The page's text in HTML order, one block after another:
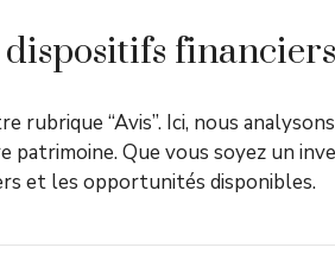
dispositifs
rubrique “Avis”. Ici, nous
patrimoine. Que vous soyez un
et les opportunités disponibles.